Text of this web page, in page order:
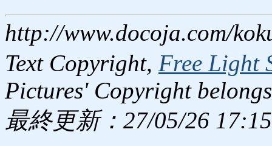
http://www.docoja.com/
Text Copyright, Free Light
Pictures' Copyright
最終更新：27/05/26 17:15